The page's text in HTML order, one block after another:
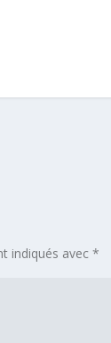
indiqués avec*